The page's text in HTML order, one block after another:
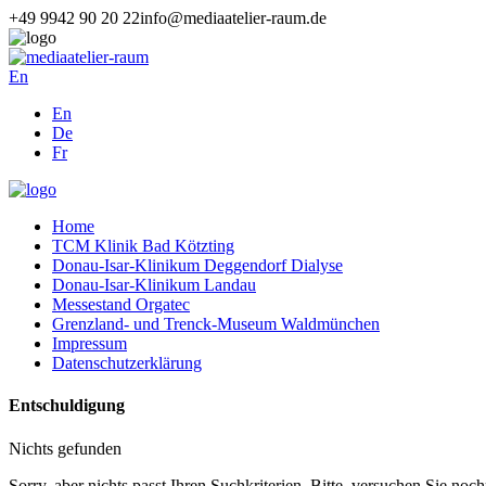
+49 9942 90 20 22info@mediaatelier-raum.de
En
En
De
Fr
Home
TCM Klinik Bad Kötzting
Donau-Isar-Klinikum Deggendorf Dialyse
Donau-Isar-Klinikum Landau
Messestand Orgatec
Grenzland- und Trenck-Museum Waldmünchen
Impressum
Datenschutzerklärung
Entschuldigung
Nichts gefunden